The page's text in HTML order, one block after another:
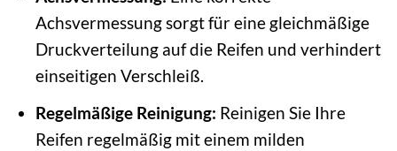
Achsvermessung sorgt für eine gleichmäßige
Druckverteilung auf die Reifen und verhindert
einseitigen Verschleiß.
Regelmäßige Reinigung: Reinigen Sie Ihre
Reifen regelmäßig mit einem milden